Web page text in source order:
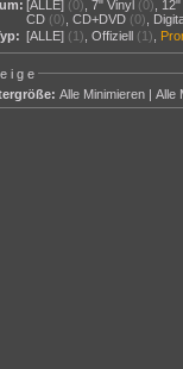
[ALLE] (0) ,7" Vinyl (0)
CD (0) ,CD+DVD (0)
[ALLE] (1) ,Offiziell (1)
Alle Minimieren |Alle